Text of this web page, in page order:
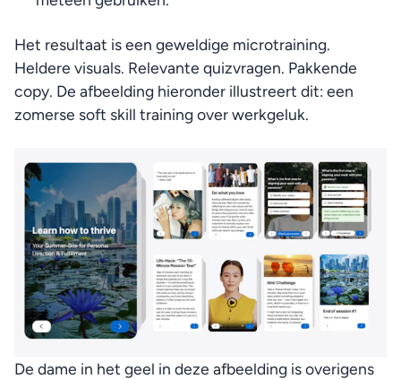
Het resultaat is een geweldige microtraining.
Heldere visuals. Relevante quizvragen. Pakkende
copy. De afbeelding hieronder illustreert dit: een
zomerse soft skill training over werkgeluk.
De dame in het geel in deze afbeelding is overigens